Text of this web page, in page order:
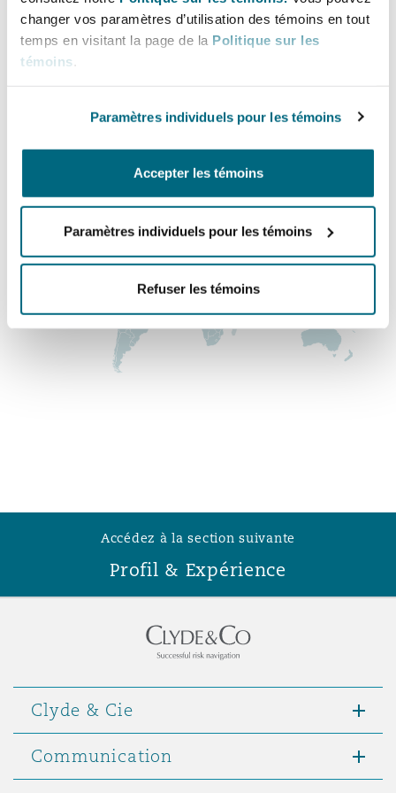
changer vos paramètres d’utilisation des témoins en tout
temps en visitant la page de la Politique sur les
témoins
Paramètres individuels pour les témoins
Accepter les témoins
Paramètres individuels pour les témoins
Refuser les témoins
Entretien, réparation et
Droit aérien commercial
Droit réglementaire
Satellites et espace
Droit maritime
Responsabilité du fabricant
produits
Bator
York
The St Botolph Building
Bulletins
Bureau principal
Las Vegas
+1 725 248 2907
Accédez à la section suivante
Profil & Expérience
Clyde & Cie
Communication